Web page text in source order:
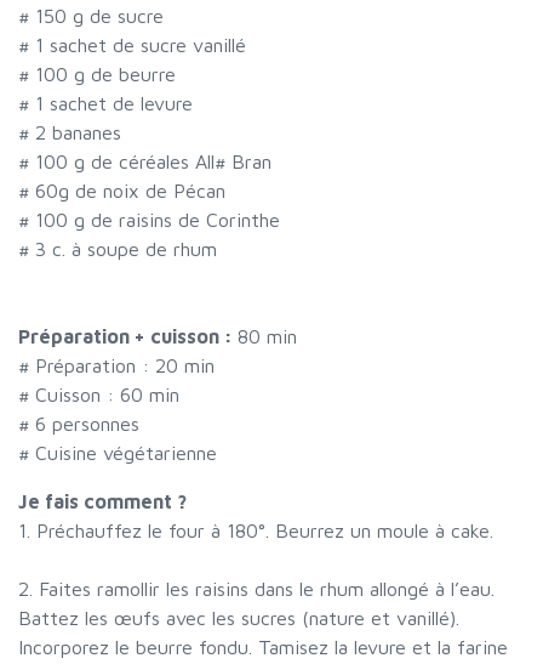
# 150 g de sucre
# 1 sachet de sucre vanillé
# 100 g de beurre
# 1 sachet de levure
# 2 bananes
# 100 g de céréales All# Bran
# 60g de noix de Pécan
# 100 g de raisins de Corinthe
# 3 c. à soupe de rhum
Préparation + cuisson : 80 min
# Préparation : 20 min
# Cuisson : 60 min
# 6 personnes
# Cuisine végétarienne
Je fais comment ?
1. Préchauffez le four à 180°. Beurrez un moule à cake.
2. Faites ramollir les raisins dans le rhum allongé à l’eau.
Battez les œufs avec les sucres (nature et vanillé).
Incorporez le beurre fondu. Tamisez la levure et la farine